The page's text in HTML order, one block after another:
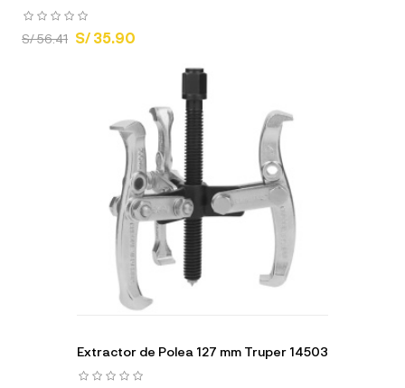
S/ 56.41 S/ 35.90
Extractor de Polea 127 mm Truper 14503